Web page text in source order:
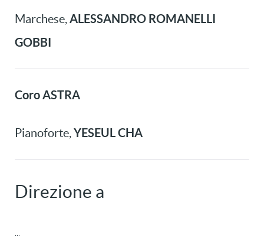
Marchese,ALESSANDRO ROMANELLI
GOBBI
Coro ASTRA
Pianoforte,YESEUL CHA
Direzione a
...